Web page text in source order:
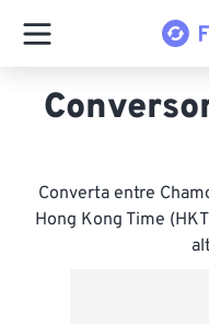
Converta entre
Hong Kong Time